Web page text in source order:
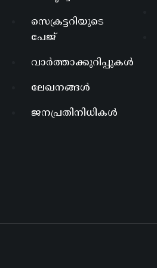
സെക്രട്ടറിയുടെ
പേജ്
വാർത്താക്കുറിപ്പുകൾ
ലേഖനങ്ങൾ
ജനപ്രതിനിധികൾ